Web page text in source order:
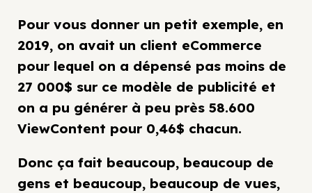
Pour vous donner un petit exemple, en
2019, on avait un client eCommerce
pour lequel on a dépensé pas moins de
27 000$ sur ce modèle de publicité et
on a pu générer à peu près 58.600
ViewContent pour 0,46$ chacun.
Donc ça fait beaucoup, beaucoup de
gens et beaucoup, beaucoup de vues,